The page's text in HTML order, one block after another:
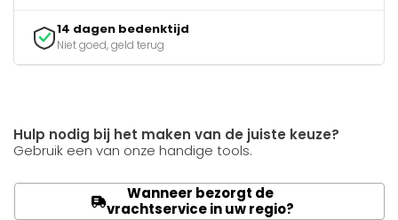
14 dagen bedenktijd
Niet goed, geld terug
Hulp nodig bij het maken van de juiste keuze?
Gebruik een van onze handige tools.
Wanneer bezorgt de
vrachtservice in uw regio?